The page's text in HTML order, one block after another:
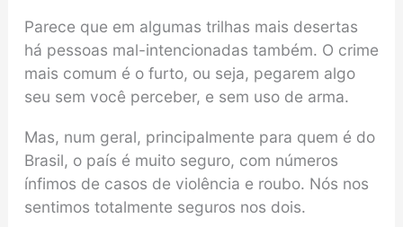
Parece que em algumas trilhas mais desertas
há pessoas mal-intencionadas também. O crime
mais comum é o furto, ou seja, pegarem algo
seu sem você perceber, e sem uso de arma.
Mas, num geral, principalmente para quem é do
Brasil, o país é muito seguro, com números
ínfimos de casos de violência e roubo. Nós nos
sentimos totalmente seguros nos dois.